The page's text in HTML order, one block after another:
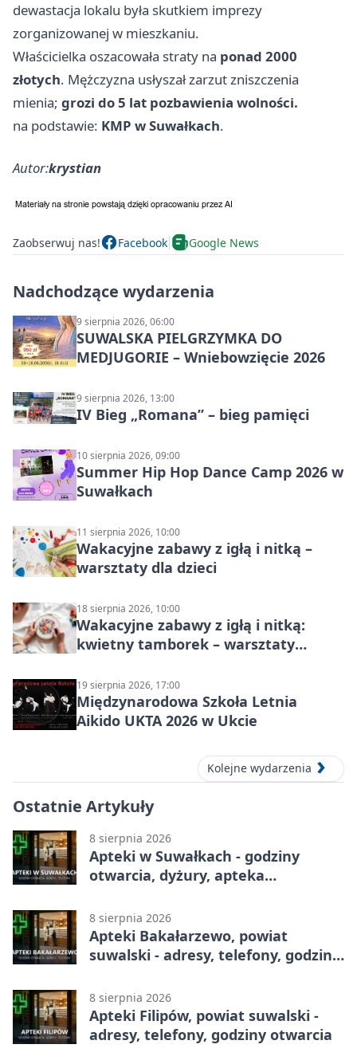
dewastacja lokalu była skutkiem imprezy
zorganizowanej w mieszkaniu.
Właścicielka oszacowała straty na ponad 2000
złotych. Mężczyzna usłyszał zarzut zniszczenia
mienia; grozi do 5 lat pozbawienia wolności.
na podstawie: KMP w Suwałkach.
Autor:krystian
Zaobserwuj nas! Facebook Google News
Nadchodzące wydarzenia
9 sierpnia 2026, 06:00
SUWALSKA PIELGRZYMKA DO
MEDJUGORIE – Wniebowzięcie 2026
9 sierpnia 2026, 13:00
IV Bieg „Romana” – bieg pamięci
10 sierpnia 2026, 09:00
Summer Hip Hop Dance Camp 2026 w
Suwałkach
11 sierpnia 2026, 10:00
Wakacyjne zabawy z igłą i nitką –
warsztaty dla dzieci
18 sierpnia 2026, 10:00
Wakacyjne zabawy z igłą i nitką:
kwietny tamborek – warsztaty
19 sierpnia 2026, 17:00
Międzynarodowa Szkoła Letnia
Aikido UKTA 2026 w Ukcie
Kolejne wydarzenia
Ostatnie Artykuły
8 sierpnia 2026
Apteki w Suwałkach - godziny
otwarcia, dyżury, apteka
8 sierpnia 2026
Apteki Bakałarzewo, powiat
suwalski - adresy, telefony, godziny
8 sierpnia 2026
Apteki Filipów, powiat suwalski -
adresy, telefony, godziny otwarcia